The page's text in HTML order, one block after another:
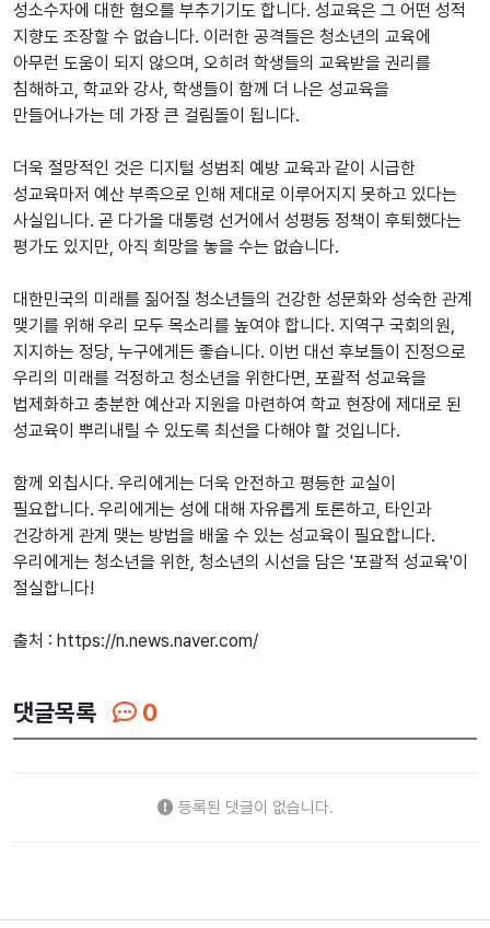
성소수자에 대한 혐오를 부추기기도 합니다. 성교육은 그 어떤 성적
지향도 조장할 수 없습니다. 이러한 공격들은 청소년의 교육에
아무런 도움이 되지 않으며, 오히려 학생들의 교육받을 권리를
침해하고, 학교와 강사, 학생들이 함께 더 나은 성교육을
만들어나가는 데 가장 큰 걸림돌이 됩니다.
더욱 절망적인 것은 디지털 성범죄 예방 교육과 같이 시급한
성교육마저 예산 부족으로 인해 제대로 이루어지지 못하고 있다는
사실입니다. 곧 다가올 대통령 선거에서 성평등 정책이 후퇴했다는
평가도 있지만, 아직 희망을 놓을 수는 없습니다.
대한민국의 미래를 짊어질 청소년들의 건강한 성문화와 성숙한 관계
맺기를 위해 우리 모두 목소리를 높여야 합니다. 지역구 국회의원,
지지하는 정당, 누구에게든 좋습니다. 이번 대선 후보들이 진정으로
우리의 미래를 걱정하고 청소년을 위한다면, 포괄적 성교육을
법제화하고 충분한 예산과 지원을 마련하여 학교 현장에 제대로 된
성교육이 뿌리내릴 수 있도록 최선을 다해야 할 것입니다.
함께 외칩시다. 우리에게는 더욱 안전하고 평등한 교실이
필요합니다. 우리에게는 성에 대해 자유롭게 토론하고, 타인과
건강하게 관계 맺는 방법을 배울 수 있는 성교육이 필요합니다.
우리에게는 청소년을 위한, 청소년의 시선을 담은 '포괄적 성교육'이
절실합니다!
출처 : https://n.news.naver.com/
댓글목록 0
등록된 댓글이 없습니다.